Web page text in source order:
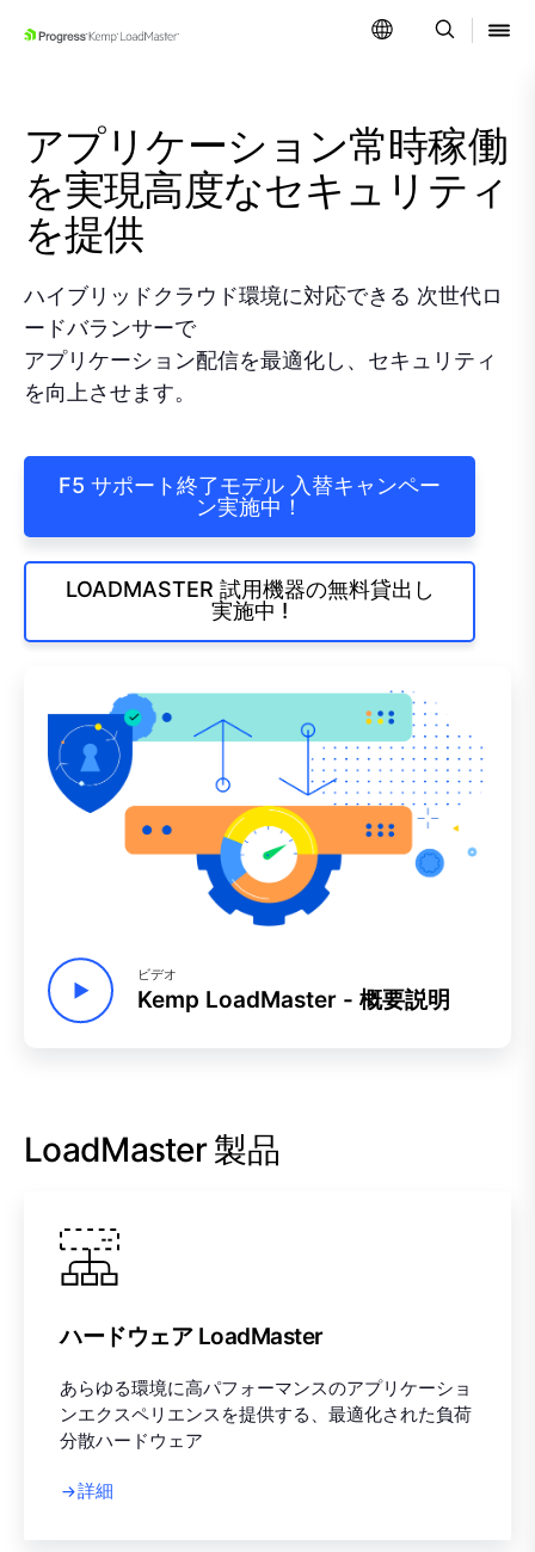
SKIP NAVIGATION
アプリケーション常時稼働
を実現高度なセキュリティ
を提供
ハイブリッドクラウド環境に対応できる 次世代ロ
ードバランサーで
アプリケーション配信を最適化し、セキュリティ
を向上させます。
F5 サポート終了モデル 入替キャンペー
ン実施中！
LOADMASTER 試用機器の無料貸出し
実施中 !
ビデオ
Kemp LoadMaster - 概要説明
LoadMaster 製品
ハードウェア LoadMaster
あらゆる環境に高パフォーマンスのアプリケーショ
ンエクスペリエンスを提供する、最適化された負荷
分散ハードウェア
詳細